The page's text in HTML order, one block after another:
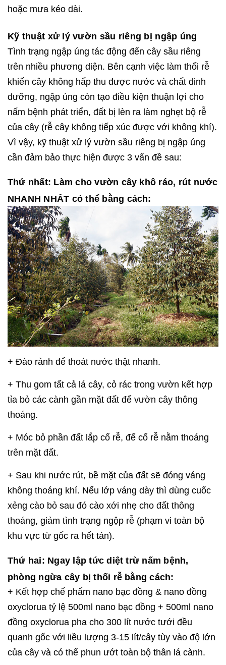
hoặc mưa kéo dài.
Kỹ thuật xử lý vườn sầu riêng bị ngập úng
Tình trạng ngập úng tác động đến cây sầu riêng
trên nhiều phương diện. Bên cạnh việc làm thối rễ
khiến cây không hấp thu được nước và chất dinh
dưỡng, ngập úng còn tạo điều kiện thuận lợi cho
nấm bệnh phát triển, đất bị lèn ra làm nghẹt bộ rễ
của cây (rễ cây không tiếp xúc được với không khí).
Vì vậy, kỹ thuật xử lý vườn sầu riêng bị ngập úng
cần đảm bảo thực hiện được 3 vấn đề sau:
Thứ nhất: Làm cho vườn cây khô ráo, rút nước
NHANH NHẤT có thể bằng cách:
+ Đào rảnh để thoát nước thật nhanh.
+ Thu gom tất cả lá cây, cỏ rác trong vườn kết hợp
tỉa bỏ các cành gần mặt đất để vườn cây thông
thoáng.
+ Móc bỏ phần đất lắp cổ rễ, để cổ rễ nằm thoáng
trên mặt đất.
+ Sau khi nước rút, bề mặt của đất sẽ đóng váng
không thoáng khí. Nếu lớp váng dày thì dùng cuốc
xẻng cào bỏ sau đó cào xới nhẹ cho đất thông
thoáng, giảm tình trạng ngộp rễ (phạm vi toàn bộ
khu vực từ gốc ra hết tán).
Thứ hai: Ngay lập tức diệt trừ nấm bệnh,
phòng ngừa cây bị thối rễ bằng cách:
+ Kết hợp chế phẩm nano bạc đồng & nano đồng
oxyclorua tỷ lệ 500ml nano bạc đồng + 500ml nano
đồng oxyclorua pha cho 300 lít nước tưới đều
quanh gốc với liều lượng 3-15 lít/cây tùy vào độ lớn
của cây và có thể phun ướt toàn bộ thân lá cành.